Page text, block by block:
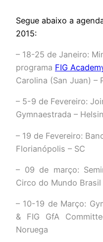
Segue abaixo a
2015:
– 18-25 de Janeiro:
programa FIG
Carolina (San Juan) –
– 5-9 de Fevereiro:
Gymnaestrada –
– 19 de Fevereiro:
Florianópolis – SC
– 09 de março:
Circo do Mundo
– 10-19 de Março:
& FIG GfA
Noruega